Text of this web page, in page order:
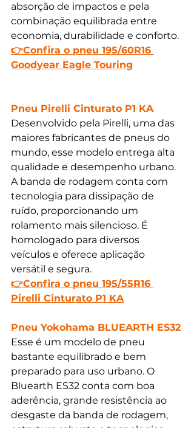
absorção de impactos e pela
combinação equilibrada entre
economia, durabilidade e conforto.
👉Confira o pneu 195/60R16
Goodyear Eagle Touring
Pneu Pirelli Cinturato P1 KA
Desenvolvido pela Pirelli, uma das
maiores fabricantes de pneus do
mundo, esse modelo entrega alta
qualidade e desempenho urbano.
A banda de rodagem conta com
tecnologia para dissipação de
ruído, proporcionando um
rolamento mais silencioso. É
homologado para diversos
veículos e oferece aplicação
versátil e segura.
👉Confira o pneu 195/55R16
Pirelli Cinturato P1 KA
Pneu Yokohama BLUEARTH ES32
Esse é um modelo de pneu
bastante equilibrado e bem
preparado para uso urbano. O
Bluearth ES32 conta com boa
aderência, grande resistência ao
desgaste da banda de rodagem,